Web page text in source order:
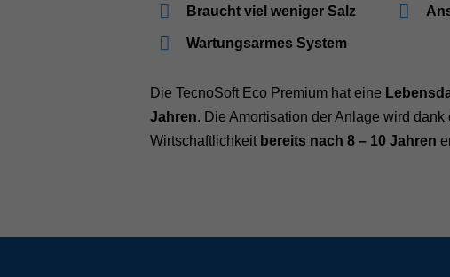
Braucht viel weniger Salz
Wartungsarmes System
Die TecnoSoft Eco Premium hat eine
Jahren. Die Amortisation der Anlage wird dank
Wirtschaftlichkeit bereits nach 8 – 10 Jahren